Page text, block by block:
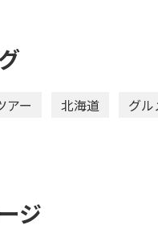
アー 北海道 グル
ジ